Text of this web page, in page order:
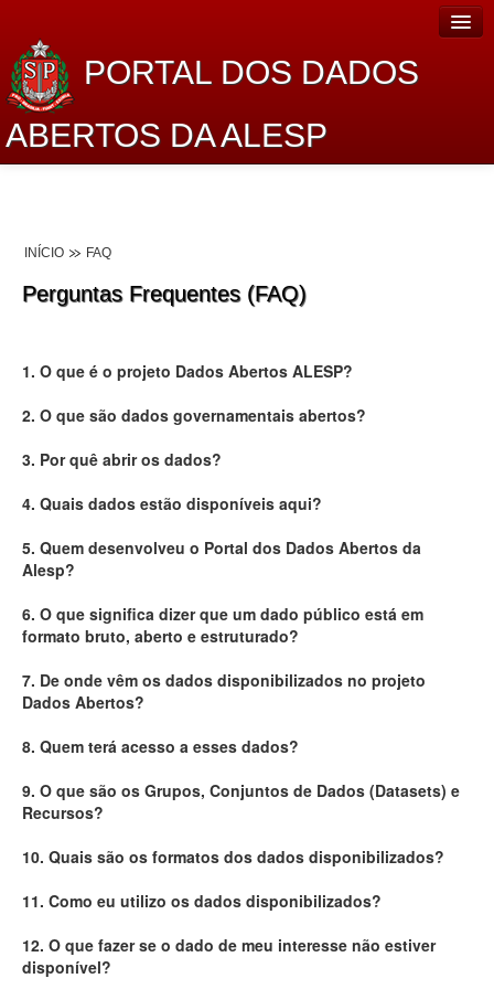
PORTAL DOS DADOS
ABERTOS DA ALESP
Lei de Acesso à Informação
Administração
Legislação
Perguntas frequentes
Contato
INÍCIO FAQ
Perguntas Frequentes (FAQ)
1. O que é o projeto Dados Abertos ALESP?
2. O que são dados governamentais abertos?
3. Por quê abrir os dados?
4. Quais dados estão disponíveis aqui?
5. Quem desenvolveu o Portal dos Dados Abertos da
Alesp?
6. O que significa dizer que um dado público está em
formato bruto, aberto e estruturado?
7. De onde vêm os dados disponibilizados no projeto
Dados Abertos?
8. Quem terá acesso a esses dados?
9. O que são os Grupos, Conjuntos de Dados (Datasets) e
Recursos?
10. Quais são os formatos dos dados disponibilizados?
11. Como eu utilizo os dados disponibilizados?
12. O que fazer se o dado de meu interesse não estiver
disponível?